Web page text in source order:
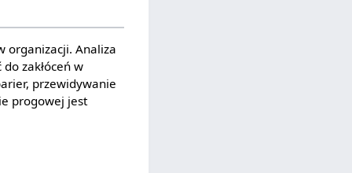
organizacji. Analiza
zakłóceń w
przewidywanie
progowej jest